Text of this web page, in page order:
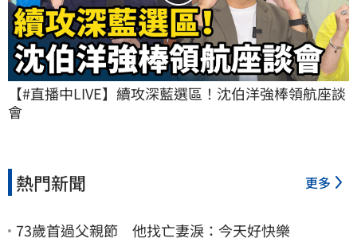
【#直播中LIVE】續攻深藍選區！沈伯洋強棒領航座談
會
熱門新聞 更多
73歲首過父親節 他找亡妻淚：今天好快樂